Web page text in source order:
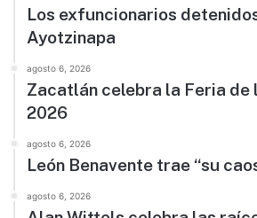
Los exfuncionarios
Ayotzinapa
agosto 6, 2026
Zacatlán celebra la Feria de
2026
agosto 6, 2026
León Benavente trae “su
agosto 6, 2026